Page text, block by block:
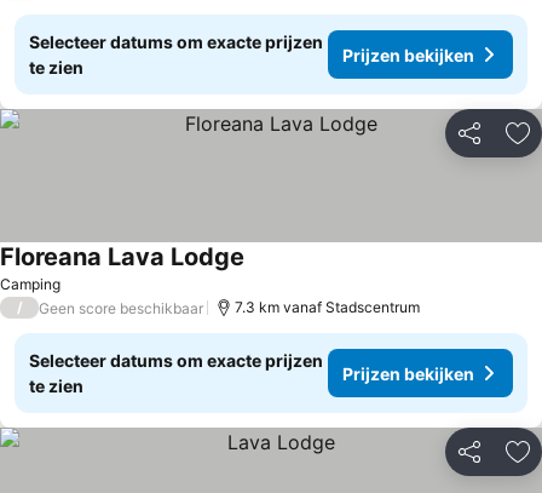
Selecteer datums om exacte prijzen
te zien
Prijzen bekijken
Delen
Camping
Floreana Lava Lodge
/ Geen score beschikbaar 7.3 km vanaf Stadscentrum
Selecteer datums om exacte prijzen
te zien
Prijzen bekijken
Delen